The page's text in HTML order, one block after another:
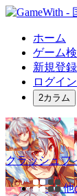
ホーム
ゲーム
新規登録
ログイン
2カラム
クラッシュフ
他